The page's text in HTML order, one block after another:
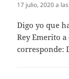
17 julio, 2020 a
Digo yo que
Rey Emerito
corresponde: